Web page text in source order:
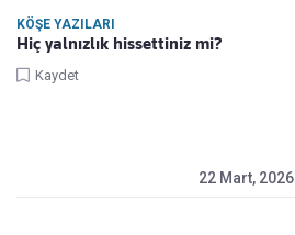
KÖŞE YAZILARI
Hiç yalnızlık hissettiniz mi?
Kaydet
22 Mart, 2026